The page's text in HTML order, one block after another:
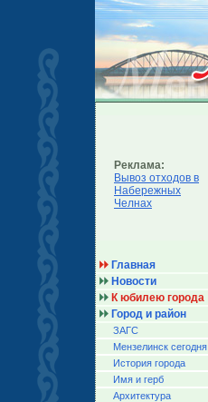
Реклама:
Вывоз отходов в
Набережных
Челнах
Главная
Новости
К юбилею города
Город и район
ЗАГС
Мензелинск сегодня
История города
Имя и герб
Архитектура